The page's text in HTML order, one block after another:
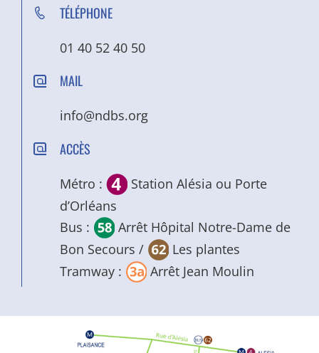
TÉLÉPHONE
01 40 52 40 50
MAIL
info@ndbs.org
ACCÈS
Métro :
Station Alésia ou Porte
d’Orléans
Bus :
Arrêt Hôpital Notre-Dame de
Bon Secours /
Les plantes
Tramway :
Arrêt Jean Moulin